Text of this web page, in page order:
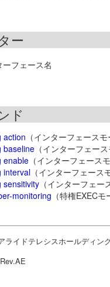
ー
ーフェース名
ド
action （インターフェースモ
baseline （インターフェース
enable （インターフェース
interval （インターフェース
sensitivity （インターフェー
monitoring （特権EXECモ
ライドテレシスホールディン